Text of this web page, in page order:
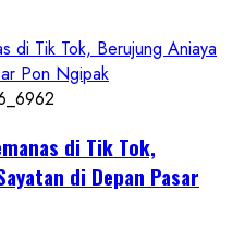
di Tik Tok, Berujung Aniaya
Pon Ngipak
di Tik Tok,
di Depan Pasar